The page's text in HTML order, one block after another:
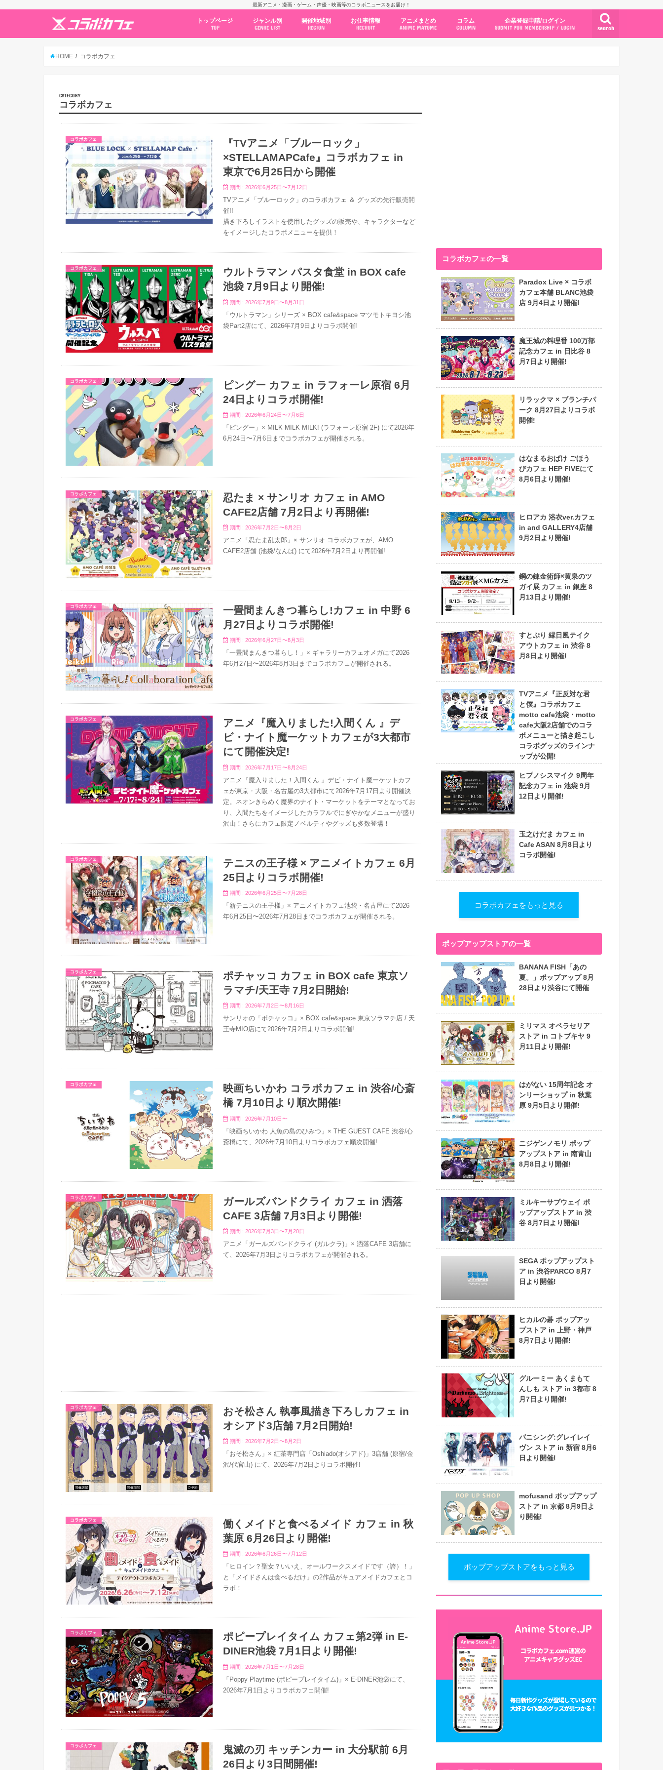
最新アニメ・漫画・ゲーム・声優・映画等のコラボニュースをお届け！
search
トップページ
TOP
ジャンル別
GENRE LIST
開催地域別
REGION
お仕事情報
RECRUIT
アニメまとめ
ANIME MATOME
コラム
COLUMN
企業登録申請/ログイン
SUBMIT FOR MEMBERSHIP / LOGIN
HOME コラボカフェ
CATEGORY
コラボカフェ
コラボカフェ
『TVアニメ「ブルーロック」
×STELLAMAPCafe』コラボカフェ in
東京で6月25日から開催
期間 : 2026年6月25日〜7月12日
TVアニメ「ブルーロック」のコラボカフェ ＆ グッズの先行販売開
催!!
描き下ろしイラストを使用したグッズの販売や、キャラクターなど
をイメージしたコラボメニューを提供！
コラボカフェ
ウルトラマン パスタ食堂 in BOX cafe
池袋 7月9日より開催!
期間 : 2026年7月9日〜8月31日
「ウルトラマン」シリーズ × BOX cafe&space マツモトキヨシ池
袋Part2店にて、2026年7月9日よりコラボ開催!
コラボカフェ
ピングー カフェ in ラフォーレ原宿 6月
24日よりコラボ開催!
期間 : 2026年6月24日〜7月6日
「ピングー」× MILK MILK MILK! (ラフォーレ原宿 2F) にて2026年
6月24日〜7月6日までコラボカフェが開催される。
コラボカフェ
忍たま × サンリオ カフェ in AMO
CAFE2店舗 7月2日より再開催!
期間 : 2026年7月2日〜8月2日
アニメ「忍たま乱太郎」× サンリオ コラボカフェが、AMO
CAFE2店舗 (池袋/なんば) にて2026年7月2日より再開催!
コラボカフェ
一畳間まんきつ暮らし!カフェ in 中野 6
月27日よりコラボ開催!
期間 : 2026年6月27日〜8月3日
「一畳間まんきつ暮らし！」× ギャラリーカフェオメガにて2026
年6月27日〜2026年8月3日までコラボカフェが開催される。
コラボカフェ
アニメ『魔入りました!入間くん 』デ
ビ・ナイト魔ーケットカフェが3大都市
にて開催決定!
期間 : 2026年7月17日〜8月24日
アニメ『魔入りました！入間くん 』デビ・ナイト魔ーケットカフ
ェが東京・大阪・名古屋の3大都市にて2026年7月17日より開催決
定。ネオンきらめく魔界のナイト・マーケットをテーマとなってお
り、入間たちをイメージしたカラフルでにぎやかなメニューが盛り
沢山！さらにカフェ限定ノベルティやグッズも多数登場！
コラボカフェ
テニスの王子様 × アニメイトカフェ 6月
25日よりコラボ開催!
期間 : 2026年6月25日〜7月28日
「新テニスの王子様」× アニメイトカフェ池袋・名古屋にて2026
年6月25日〜2026年7月28日までコラボカフェが開催される。
コラボカフェ
ポチャッコ カフェ in BOX cafe 東京ソ
ラマチ/天王寺 7月2日開始!
期間 : 2026年7月2日〜8月16日
サンリオの「ポチャッコ」× BOX cafe&space 東京ソラマチ店 / 天
王寺MIO店にて2026年7月2日よりコラボ開催!
コラボカフェ
映画ちいかわ コラボカフェ in 渋谷/心斎
橋 7月10日より順次開催!
期間 : 2026年7月10日〜
「映画ちいかわ 人魚の島のひみつ」× THE GUEST CAFE 渋谷/心
斎橋にて、2026年7月10日よりコラボカフェ順次開催!
コラボカフェ
ガールズバンドクライ カフェ in 洒落
CAFE 3店舗 7月3日より開催!
期間 : 2026年7月3日〜7月20日
アニメ「ガールズバンドクライ (ガルクラ)」× 洒落CAFE 3店舗に
て、2026年7月3日よりコラボカフェが開催される。
コラボカフェ
おそ松さん 執事風描き下ろしカフェ in
オシアド3店舗 7月2日開始!
期間 : 2026年7月2日〜8月2日
「おそ松さん」× 紅茶専門店「Oshiado(オシアド)」3店舗 (原宿/金
沢/代官山) にて、2026年7月2日よりコラボ開催!
コラボカフェ
働くメイドと食べるメイド カフェ in 秋
葉原 6月26日より開催!
期間 : 2026年6月26日〜7月12日
「ヒロイン？聖女？いいえ、オールワークスメイドです（誇）！」
と「メイドさんは食べるだけ」の2作品がキュアメイドカフェとコ
ラボ！
コラボカフェ
ポピープレイタイム カフェ第2弾 in E-
DINER池袋 7月1日より開催!
期間 : 2026年7月1日〜7月28日
「Poppy Playtime (ポピープレイタイム)」× E-DINER池袋にて、
2026年7月1日よりコラボカフェ開催!
コラボカフェ
鬼滅の刃 キッチンカー in 大分駅前 6月
26日より3日間開催!
コラボカフェの一覧
Paradox Live × コラボ
カフェ本舗 BLANC池袋
店 9月4日より開催!
魔王城の料理番 100万部
記念カフェ in 日比谷 8
月7日より開催!
リラックマ × ブランチパ
ーク 8月27日よりコラボ
開催!
はなまるおばけ ごほう
びカフェ HEP FIVEにて
8月6日より開催!
ヒロアカ 浴衣ver.カフェ
in and GALLERY4店舗
9月2日より開催!
鋼の錬金術師×黄泉のツ
ガイ展 カフェ in 銀座 8
月13日より開催!
すとぷり 縁日風テイク
アウトカフェ in 渋谷 8
月8日より開催!
TVアニメ『正反対な君
と僕』コラボカフェ
motto cafe池袋・motto
cafe大阪2店舗でのコラ
ボメニューと描き起こし
コラボグッズのラインナ
ップが公開!
ヒプノシスマイク 9周年
記念カフェ in 池袋 9月
12日より開催!
玉之けだま カフェ in
Cafe ASAN 8月8日より
コラボ開催!
コラボカフェをもっと見る
ポップアップストアの一覧
BANANA FISH「あの
夏。」ポップアップ 8月
28日より渋谷にて開催
ミリマス オペラセリア
ストア in コトブキヤ 9
月11日より開催!
はがない 15周年記念 オ
ンリーショップ in 秋葉
原 9月5日より開催!
ニジゲンノモリ ポップ
アップストア in 南青山
8月8日より開催!
ミルキーサブウェイ ポ
ップアップストア in 渋
谷 8月7日より開催!
SEGA ポップアップスト
ア in 渋谷PARCO 8月7
日より開催!
ヒカルの碁 ポップアッ
プストア in 上野・神戸
8月7日より開催!
グルーミー あくまもて
んしも ストア in 3都市 8
月7日より開催!
パニシング:グレイレイ
ヴン ストア in 新宿 8月6
日より開催!
mofusand ポップアップ
ストア in 京都 8月9日よ
り開催!
ポップアップストアをもっと見る